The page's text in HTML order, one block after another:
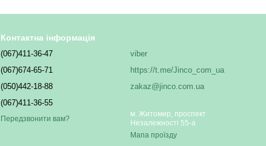
Контактна інформація
(067)411-36-47
(067)674-65-71
(050)442-18-88
(067)411-36-55
Передзвонити вам?
viber
https://t.me/Jinco_com_ua
zakaz@jinco.com.ua
м. Житомир, проспект
Незалежності 55-а
Мапа проїзду